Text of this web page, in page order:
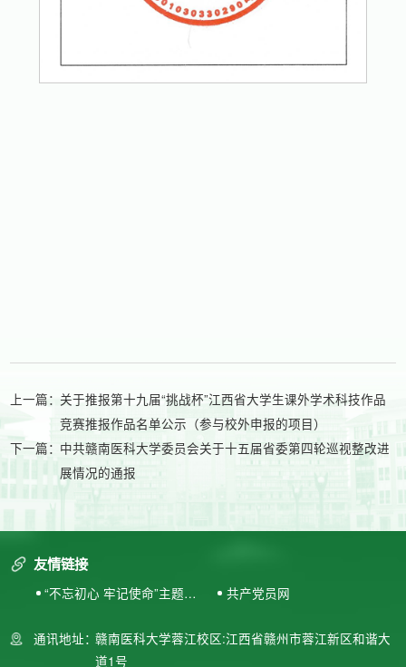
上一篇：关于推报第十九届“挑战杯”江西省大学生课外学术科技作品
竞赛推报作品名单公示（参与校外申报的项目）
下一篇：中共赣南医科大学委员会关于十五届省委第四轮巡视整改进
展情况的通报
友情链接
“不忘初心 牢记使命”主题教
共产党员网
通讯地址：赣南医科大学蓉江校区:江西省赣州市蓉江新区和谐大
道1号